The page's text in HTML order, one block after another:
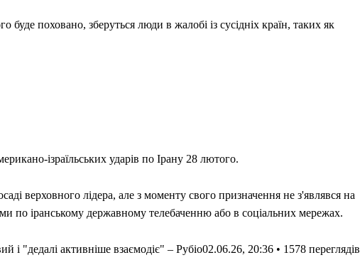
поховано, зберуться люди в жалобі із сусідніх країн, таких як
ізраїльських ударів по Ірану 28 лютого.
верховного лідера, але з моменту свого призначення не з'являвся на
по іранському державному телебаченню або в соціальних мережах.
"дедалі активніше взаємодіє" – Рубіо02.06.26, 20:36 • 1578 переглядiв